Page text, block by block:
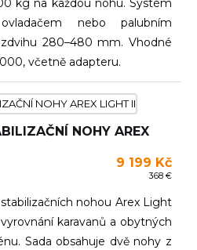
kg na každou nohu. Systém
nebo palubním
280–480 mm. Vhodné
včetně adapteru.
NOHY AREX
9 199 Kč
368 €
nohou Arex Light
karavanů a obytných
Sada obsahuje dvě nohy z